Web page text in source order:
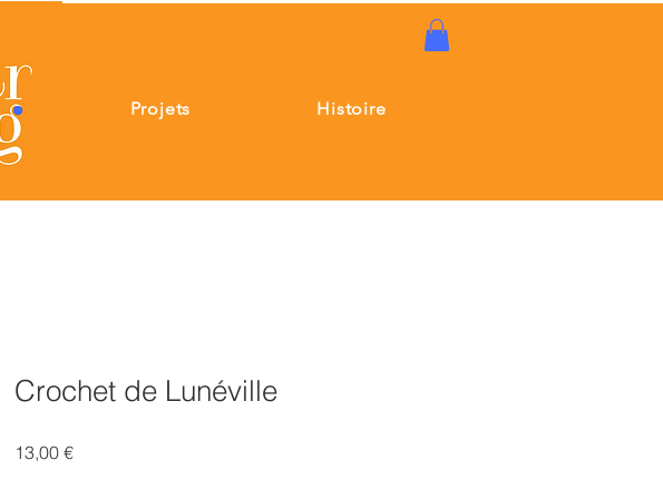
Projets Histoire
Crochet de Lunéville
13,00 €Prix